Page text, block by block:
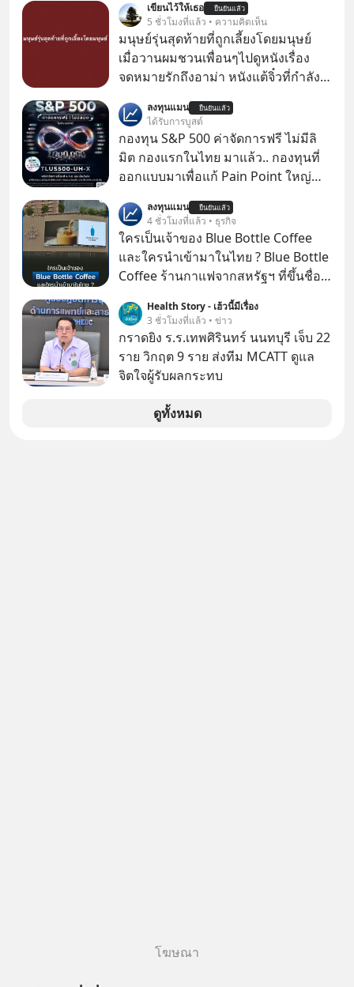
เขียนไว้ให้เธอ ยืนยันแล้ว
5 ชั่วโมงที่แล้ว • ความคิดเห็น
มนุษย์รุ่นสุดท้ายที่ถูกเลี้ยงโดยมนุษย์
เมื่อวานผมชวนเพื่อนๆไปดูหนังเรื่อง
จดหมายรักถึงอาม่า หนังแต้จิ๋วที่กำลัง
ป๊าผมเห็นโปสเตอร์หนังเรื่องนี้หลาย
เดือนก่อนและอยากดูมาก ด้วยเพราะว่า
อากงก็มาจากเมืองจีน ป๊าก็พูดแต้จิ๋วได้
มีเรื่องราวมีความผูกพันที่ได้ยินตั้งแต่
ลงทุนแมน ยืนยันแล้ว
ได้รับการบูสต์
กองทุน S&P 500 ค่าจัดการฟรี ไม่มีลิ
มิต กองแรกในไทย มาแล้ว.. กองทุนที่
ออกแบบมาเพื่อแก้ Pain Point ใหญ่
ลงทุนแมน ยืนยันแล้ว
4 ชั่วโมงที่แล้ว • ธุรกิจ
ใครเป็นเจ้าของ Blue Bottle Coffee
และใครนำเข้ามาในไทย ? Blue Bottle
Coffee ร้านกาแฟจากสหรัฐฯ ที่ขึ้นชื่อ
แรกในประเทศไทย ที่ Central Park
Health Story - เฮ้วนี้มีเรื่อง
3 ชั่วโมงที่แล้ว • ข่าว
กราดยิง ร.ร.เทพศิรินทร์ นนทบุรี เจ็บ 22
ราย วิกฤต 9 ราย ส่งทีม MCATT ดูแล
จิตใจผู้รับผลกระทบ
ดูทั้งหมด
โฆษณา